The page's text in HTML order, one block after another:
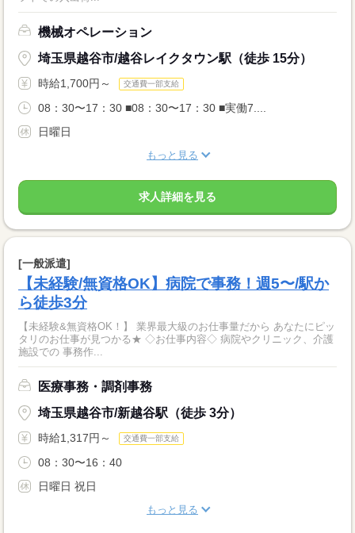
機械オペレーション
埼玉県越谷市/越谷レイクタウン駅（徒歩 15分）
時給1,700円～ 交通費一部支給
08：30〜17：30 ■08：30〜17：30 ■実働7....
日曜日
もっと見る
求人詳細を見る
[一般派遣]
【未経験/無資格OK】病院で事務！週5〜/駅か
ら徒歩3分
【未経験&無資格OK！】 業界最大級のお仕事量だから あなたにピッ
タリのお仕事が見つかる★ ◇お仕事内容◇ 病院やクリニック、介護
施設での 事務作...
医療事務・調剤事務
埼玉県越谷市/新越谷駅（徒歩 3分）
時給1,317円～ 交通費一部支給
08：30〜16：40
日曜日 祝日
もっと見る